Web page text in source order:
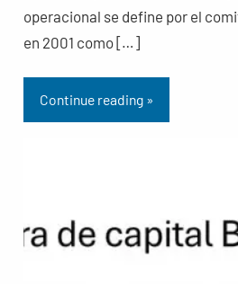
operacional se define por el
en 2001 como […]
Continue reading »